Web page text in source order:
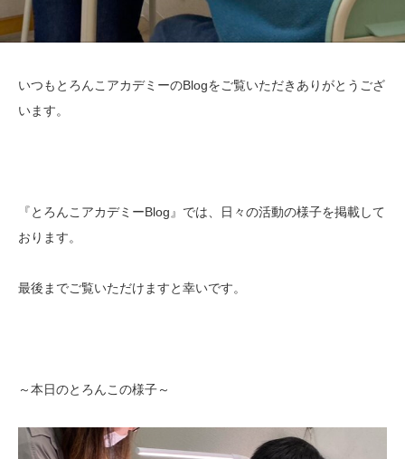
いつもとろんこアカデミーのBlogをご覧いただきありがとうござ
います。
『とろんこアカデミーBlog』では、日々の活動の様子を掲載して
おります。
最後までご覧いただけますと幸いです。
～本日のとろんこの様子～